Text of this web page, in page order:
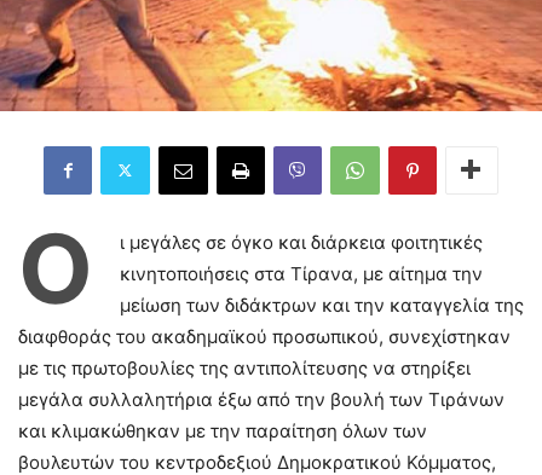
Ο
ι μεγάλες σε όγκο και διάρκεια φοιτητικές
κινητοποιήσεις στα Τίρανα, με αίτημα την
μείωση των διδάκτρων και την καταγγελία της
διαφθοράς του ακαδημαϊκού προσωπικού, συνεχίστηκαν
με τις πρωτοβουλίες της αντιπολίτευσης να στηρίξει
μεγάλα συλλαλητήρια έξω από την βουλή των Τιράνων
και κλιμακώθηκαν με την παραίτηση όλων των
βουλευτών του κεντροδεξιού Δημοκρατικού Κόμματος,